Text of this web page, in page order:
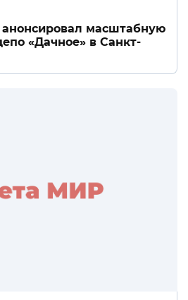
масштабную
«Дачное» в Санкт-